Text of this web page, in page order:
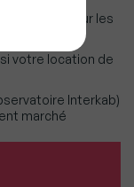
vraiment pour les
votre location de
Interkab)
marché